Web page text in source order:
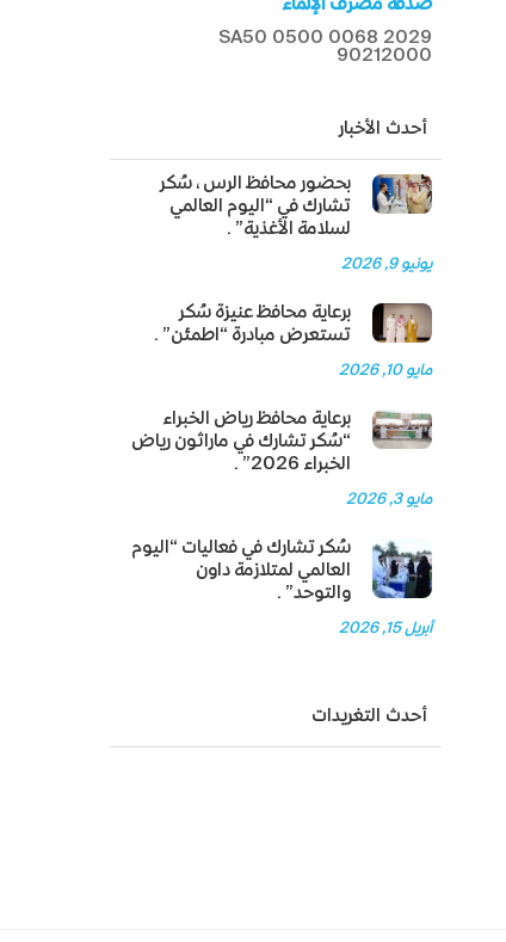
صدقة مصرف الإنماء
SA50 0500 0068 2029
90212000
أحدث الأخبار
بحضور محافظ الرس، سُكر
تشارك في “اليوم العالمي
لسلامة الأغذية”.
يونيو 9, 2026
برعاية محافظ عنيزة سُكر
تستعرض مبادرة “اطمئن”.
مايو 10, 2026
برعاية محافظ رياض الخبراء
“سُكر تشارك في ماراثون رياض
الخبراء 2026”.
مايو 3, 2026
سُكر تشارك في فعاليات “اليوم
العالمي لمتلازمة داون
والتوحد”.
أبريل 15, 2026
أحدث التغريدات